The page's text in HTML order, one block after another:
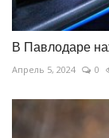
В Павлодаре
Апрель 5, 2024 0